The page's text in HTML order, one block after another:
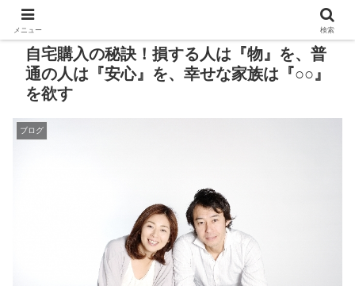
自宅購入の秘訣！損する人は『物』を、普
通の人は『安心』を、幸せな家族は『○○』
を欲す
ブログ
メニュー 検索